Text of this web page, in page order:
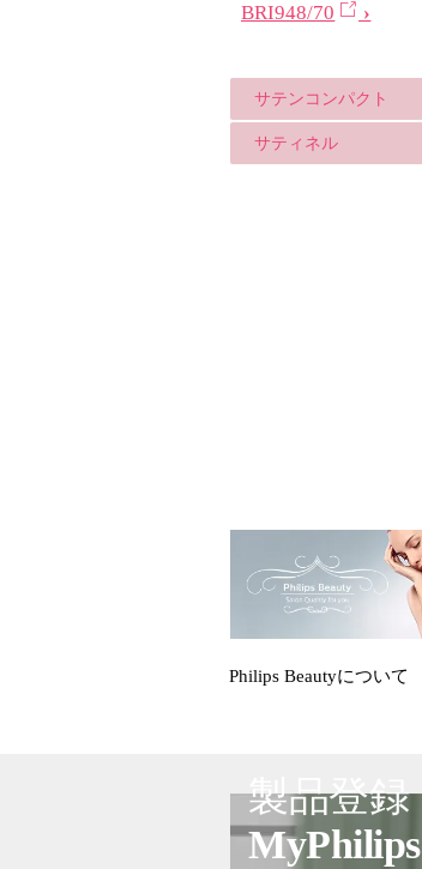
BRI948/70
サテンコンパクト
サティネル
Philips Beautyについて
製品登録
MyPhilips